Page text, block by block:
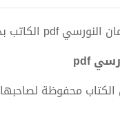
محفوظة لصاحبها